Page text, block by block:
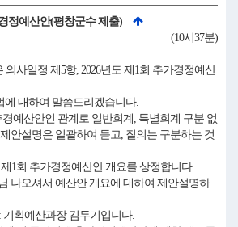
정예산안(평창군수 제출)
(10시37분)
의사일정 제5항, 2026년도 제1회 추가경정예산
에 대하여 말씀드리겠습니다.
예산안인 관계로 일반회계, 특별회계 구분 없
안설명은 일괄하여 듣고, 질의는 구분하는 것
1회 추가경정예산안 개요를 상정합니다.
나오셔서 예산안 개요에 대하여 제안설명하
: 기획예산과장 김두기입니다.